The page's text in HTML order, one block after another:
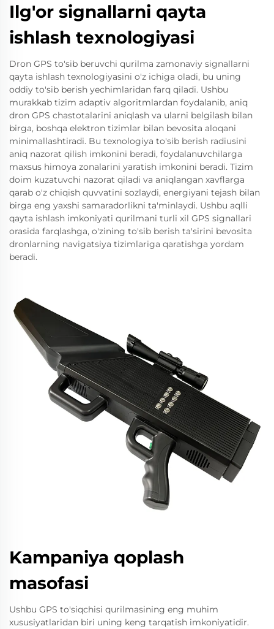
Ilg'or signallarni qayta
ishlash texnologiyasi
Dron GPS to'sib beruvchi qurilma zamonaviy signallarni
qayta ishlash texnologiyasini o'z ichiga oladi, bu uning
oddiy to'sib berish yechimlaridan farq qiladi. Ushbu
murakkab tizim adaptiv algoritmlardan foydalanib, aniq
dron GPS chastotalarini aniqlash va ularni belgilash bilan
birga, boshqa elektron tizimlar bilan bevosita aloqani
minimallashtiradi. Bu texnologiya to'sib berish radiusini
aniq nazorat qilish imkonini beradi, foydalanuvchilarga
maxsus himoya zonalarini yaratish imkonini beradi. Tizim
doim kuzatuvchi nazorat qiladi va aniqlangan xavflarga
qarab o'z chiqish quvvatini sozlaydi, energiyani tejash bilan
birga eng yaxshi samaradorlikni ta'minlaydi. Ushbu aqlli
qayta ishlash imkoniyati qurilmani turli xil GPS signallari
orasida farqlashga, o'zining to'sib berish ta'sirini bevosita
dronlarning navigatsiya tizimlariga qaratishga yordam
beradi.
Kampaniya qoplash
masofasi
Ushbu GPS to'siqchisi qurilmasining eng muhim
xususiyatlaridan biri uning keng tarqatish imkoniyatidir.